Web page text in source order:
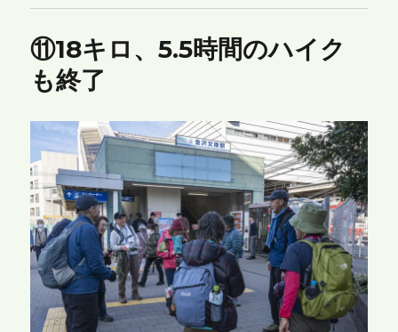
⑪18キロ、5.5時間のハイク
も終了